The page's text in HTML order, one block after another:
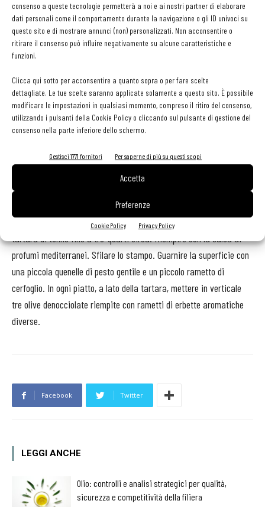
consenso a queste tecnologie permetterà a noi e ai nostri partner di elaborare
dati personali come il comportamento durante la navigazione o gli ID univoci su
questo sito e di mostrare annunci (non) personalizzati. Non acconsentire o
ritirare il consenso può influire negativamente su alcune caratteristiche e
funzioni.
Clicca qui sotto per acconsentire a quanto sopra o per fare scelte
dettagliate. Le tue scelte saranno applicate solamente a questo sito. È possibile
modificare le impostazioni in qualsiasi momento, compreso il ritiro del consenso,
utilizzando i pulsanti della Cookie Policy o cliccando sul pulsante di gestione del
consenso nella parte inferiore dello schermo.
Gestisci 1771 fornitori Per saperne di più su questi scopi
Accetta
Preferenze
Cookie Policy Privacy Policy
unire il pomodoro ramato in concassea, la purea di pomodoro
precedentemente ottenuta, i capperi e le olive tritate ed infine
l'origano. Mettere il bicchiere del frullatore in congelatore in modo
che si raffreddi completamente. Intanto sfogliare il basilico e
lavarlo. Togliere il bicchiere dal congelatore e versarci dentro il
basilico e il resto degli ingredienti, emulsionare a velocità otto per
quattro minuti. Ritirare il pesto in un contenitore di plastica con
appoggiato sopra in modo aderente un foglio di carta pellicola e
Al centro dei piatti, con l'aiuto di una monoporzione d'acciaio
rotonda alta quattro centimetri e quattro di diametro, versare la
tartara di tonno fino a tre-quarti circa. Riempire con la salsa ai
profumi mediterranei. Sfilare lo stampo. Guarnire la superficie con
una piccola quenelle di pesto gentile e un piccolo rametto di
cerfoglio. In ogni piatto, a lato della tartara, mettere in verticale
tre olive denocciolate riempite con rametti di erbette aromatiche
diverse.
Facebook Twitter
LEGGI ANCHE
Olio: controlli e analisi strategici per qualità,
sicurezza e competitività della filiera